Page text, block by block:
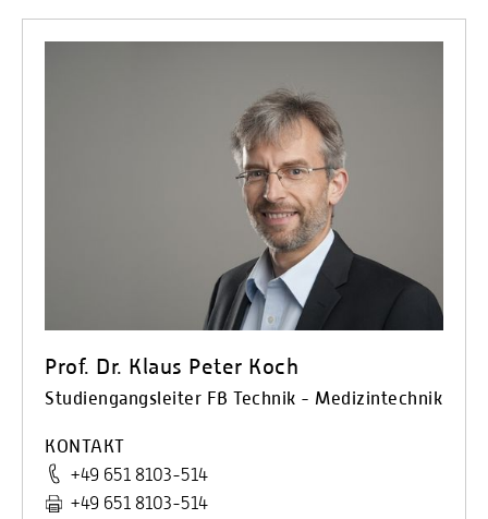
Prof. Dr. Klaus Peter Koch
Studiengangsleiter FB Technik - Medizintechnik
KONTAKT
+49 651 8103-514
+49 651 8103-514